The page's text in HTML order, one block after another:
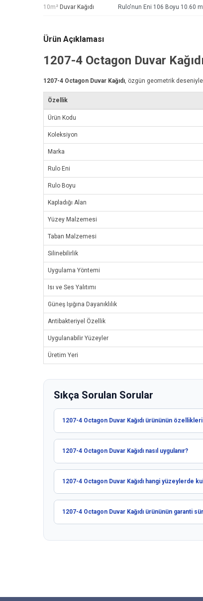
10m² Duvar Kağıdı Rulo'nun Eni 106 Boyu 10.60
Ürün Açıklaması
1207-4 Octagon Duvar
1207-4 Octagon Duvar Kağıdı, özgün geometrik
Özellik
Ürün Kodu
Koleksiyon
Marka
Rulo Eni
Rulo Boyu
Kapladığı Alan
Yüzey Malzemesi
Taban Malzemesi
Silinebilirlik
Uygulama Yöntemi
Isı ve Ses Yalıtımı
Güneş Işığına Dayanıklılık
Antibakteriyel Özellik
Uygulanabilir Yüzeyler
Üretim Yeri
Sıkça Sorulan Sorular
1207-4 Octagon Duvar Kağıdı ürününün
1207-4 Octagon Duvar Kağıdı nasıl uygulanır?
1207-4 Octagon Duvar Kağıdı hangi yüzeylerde
1207-4 Octagon Duvar Kağıdı ürününün garanti